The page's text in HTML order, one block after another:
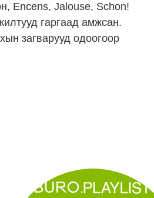
Encens, Jalouse, Schon!
гаргаад амжсан.
загварууд одоогоор